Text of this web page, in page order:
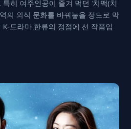
히 여주인공이 즐겨 먹던 '치맥(치
의 외식 문화를 바꿔놓을 정도로 막
드라마 한류의 정점에 선 작품입